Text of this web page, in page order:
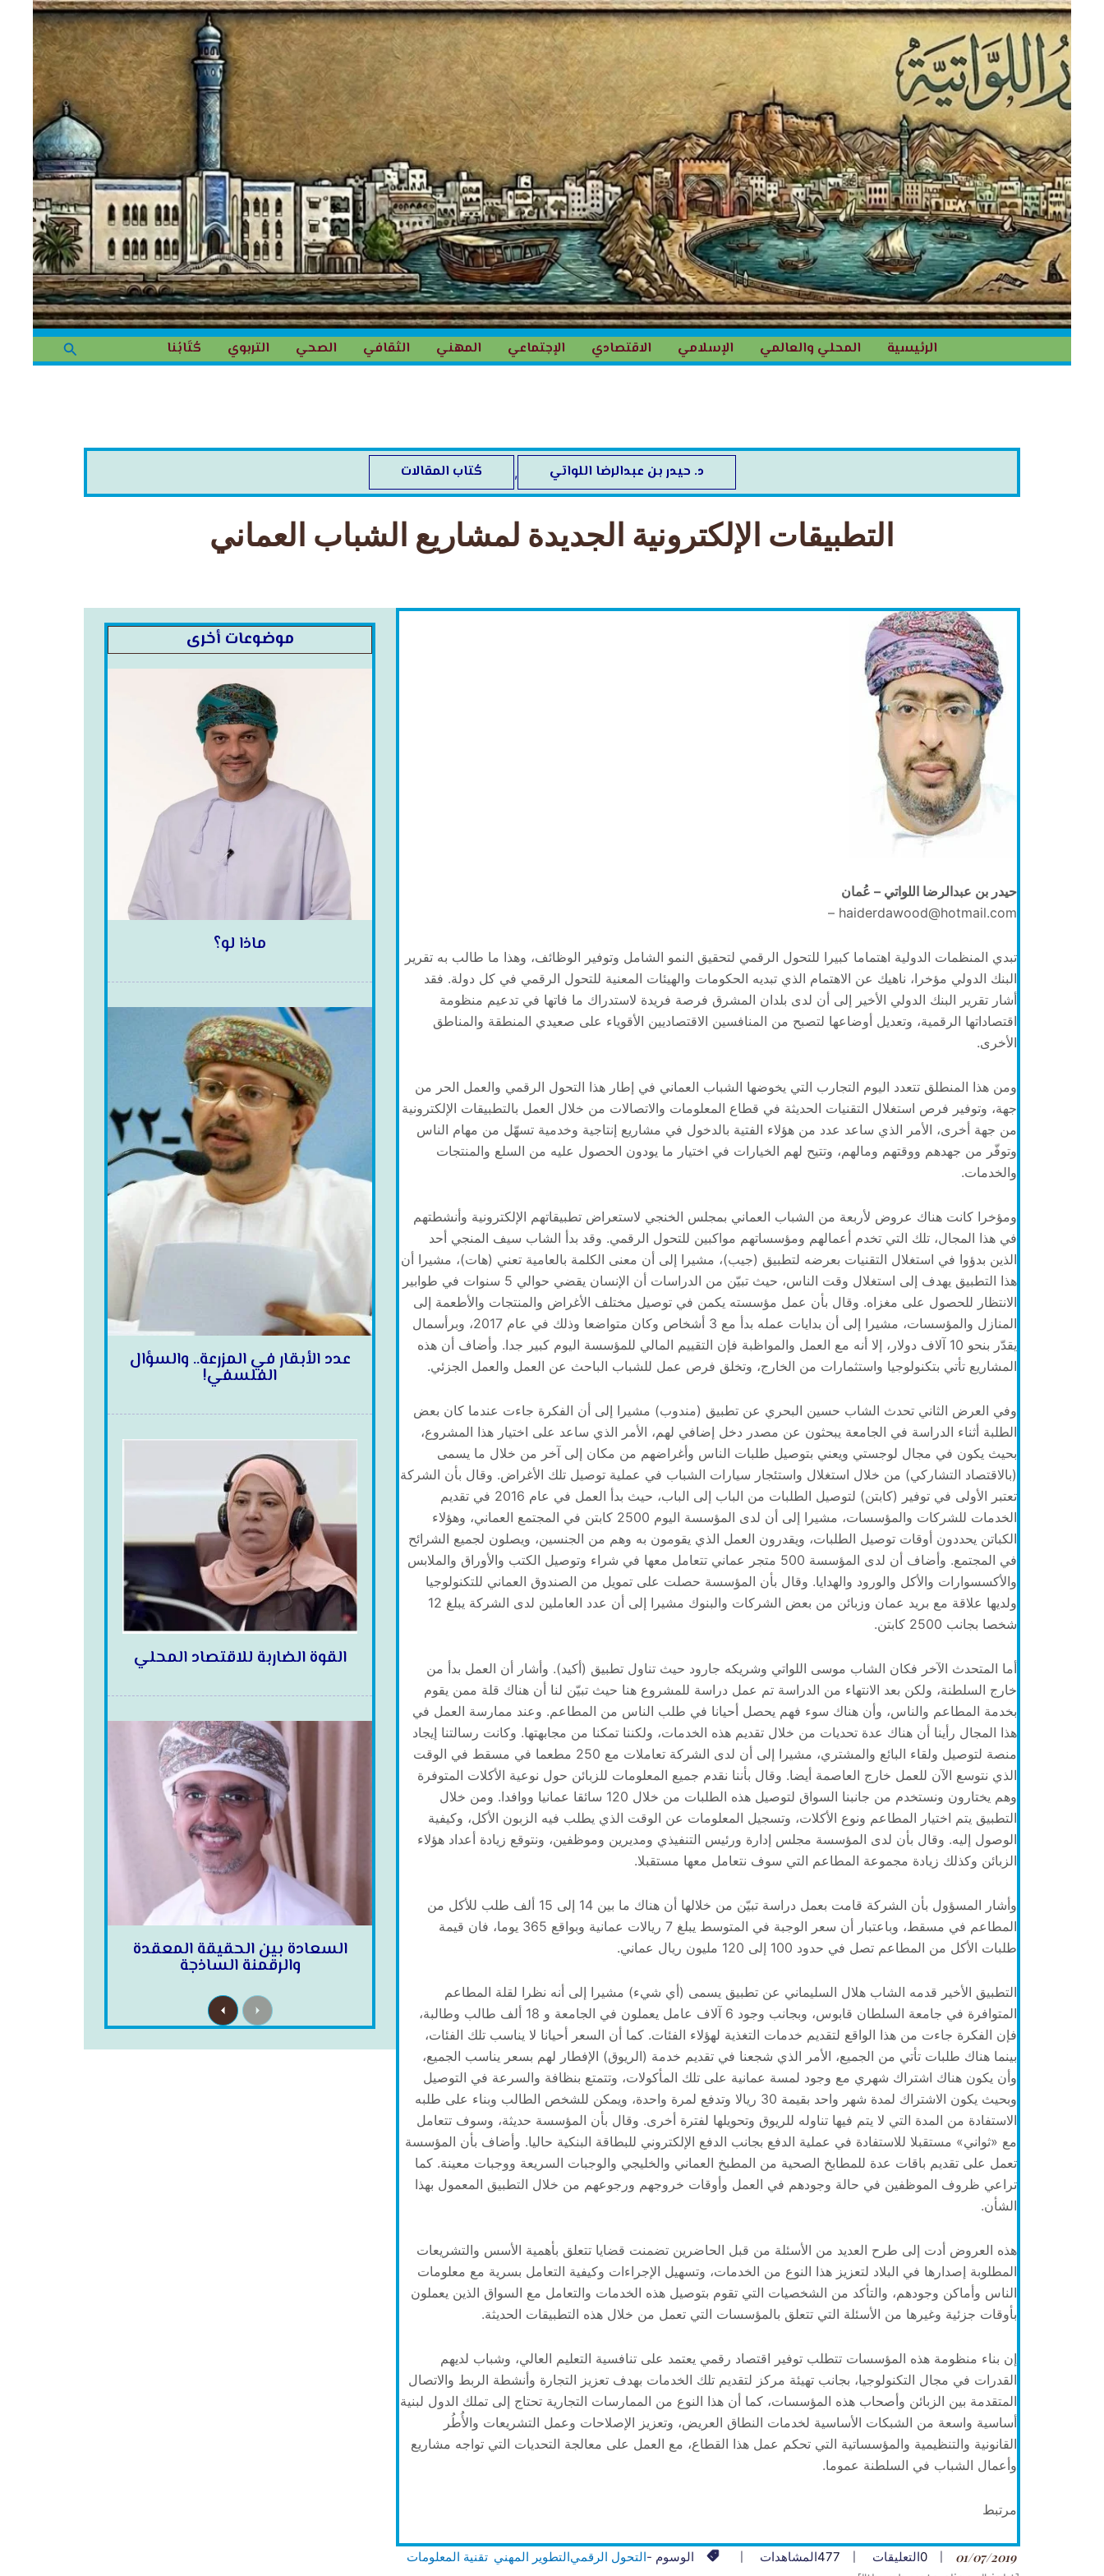
المحتوى
الرئيسية المحلي والعالمي الإسلامي الاقتصادي الإجتماعي المهني الثقافي الصحي التربوي كُتَابُنا البحث
د. حيدر بن عبدالرضا اللواتي , كُتاب المقالات
التطبيقات الإلكترونية الجديدة لمشاريع الشباب العماني
حيدر بن عبدالرضا اللواتي – عُمان
haiderdawood@hotmail.com –
تبدي المنظمات الدولية اهتماما كبيرا للتحول الرقمي لتحقيق النمو الشامل وتوفير الوظائف، وهذا ما طالب به تقرير
البنك الدولي مؤخرا، ناهيك عن الاهتمام الذي تبديه الحكومات والهيئات المعنية للتحول الرقمي في كل دولة. فقد
أشار تقرير البنك الدولي الأخير إلى أن لدى بلدان المشرق فرصة فريدة لاستدراك ما فاتها في تدعيم منظومة
اقتصاداتها الرقمية، وتعديل أوضاعها لتصبح من المنافسين الاقتصاديين الأقوياء على صعيدي المنطقة والمناطق
الأخرى.
ومن هذا المنطلق تتعدد اليوم التجارب التي يخوضها الشباب العماني في إطار هذا التحول الرقمي والعمل الحر من
جهة، وتوفير فرص استغلال التقنيات الحديثة في قطاع المعلومات والاتصالات من خلال العمل بالتطبيقات الإلكترونية
من جهة أخرى، الأمر الذي ساعد عدد من هؤلاء الفتية بالدخول في مشاريع إنتاجية وخدمية تسهّل من مهام الناس
وتوفّر من جهدهم ووقتهم ومالهم، وتتيح لهم الخيارات في اختيار ما يودون الحصول عليه من السلع والمنتجات
والخدمات.
ومؤخرا كانت هناك عروض لأربعة من الشباب العماني بمجلس الخنجي لاستعراض تطبيقاتهم الإلكترونية وأنشطتهم
في هذا المجال، تلك التي تخدم أعمالهم ومؤسساتهم مواكبين للتحول الرقمي. وقد بدأ الشاب سيف المنجي أحد
الذين بدؤوا في استغلال التقنيات بعرضه لتطبيق (جيب)، مشيرا إلى أن معنى الكلمة بالعامية تعني (هات)، مشيرا أن
هذا التطبيق يهدف إلى استغلال وقت الناس، حيث تبيّن من الدراسات أن الإنسان يقضي حوالي 5 سنوات في طوابير
الانتظار للحصول على مغزاه. وقال بأن عمل مؤسسته يكمن في توصيل مختلف الأغراض والمنتجات والأطعمة إلى
المنازل والمؤسسات، مشيرا إلى أن بدايات عمله بدأ مع 3 أشخاص وكان متواضعا وذلك في عام 2017، وبرأسمال
يقدّر بنحو 10 آلاف دولار، إلا أنه مع العمل والمواظبة فإن التقييم المالي للمؤسسة اليوم كبير جدا. وأضاف أن هذه
المشاريع تأتي بتكنولوجيا واستثمارات من الخارج، وتخلق فرص عمل للشباب الباحث عن العمل والعمل الجزئي.
وفي العرض الثاني تحدث الشاب حسين البحري عن تطبيق (مندوب) مشيرا إلى أن الفكرة جاءت عندما كان بعض
الطلبة أثناء الدراسة في الجامعة يبحثون عن مصدر دخل إضافي لهم، الأمر الذي ساعد على اختيار هذا المشروع،
بحيث يكون في مجال لوجستي ويعني بتوصيل طلبات الناس وأغراضهم من مكان إلى آخر من خلال ما يسمى
(بالاقتصاد التشاركي) من خلال استغلال واستئجار سيارات الشباب في عملية توصيل تلك الأغراض. وقال بأن الشركة
تعتبر الأولى في توفير (كابتن) لتوصيل الطلبات من الباب إلى الباب، حيث بدأ العمل في عام 2016 في تقديم
الخدمات للشركات والمؤسسات، مشيرا إلى أن لدى المؤسسة اليوم 2500 كابتن في المجتمع العماني، وهؤلاء
الكباتن يحددون أوقات توصيل الطلبات، ويقدرون العمل الذي يقومون به وهم من الجنسين، ويصلون لجميع الشرائح
في المجتمع. وأضاف أن لدى المؤسسة 500 متجر عماني تتعامل معها في شراء وتوصيل الكتب والأوراق والملابس
والأكسسوارات والأكل والورود والهدايا. وقال بأن المؤسسة حصلت على تمويل من الصندوق العماني للتكنولوجيا
ولديها علاقة مع بريد عمان وزبائن من بعض الشركات والبنوك مشيرا إلى أن عدد العاملين لدى الشركة يبلغ 12
شخصا بجانب 2500 كابتن.
أما المتحدث الآخر فكان الشاب موسى اللواتي وشريكه جارود حيث تناول تطبيق (أكيد). وأشار أن العمل بدأ من
خارج السلطنة، ولكن بعد الانتهاء من الدراسة تم عمل دراسة للمشروع هنا حيث تبيّن لنا أن هناك قلة ممن يقوم
بخدمة المطاعم والناس، وأن هناك سوء فهم يحصل أحيانا في طلب الناس من المطاعم. وعند ممارسة العمل في
هذا المجال رأينا أن هناك عدة تحديات من خلال تقديم هذه الخدمات، ولكننا تمكنا من مجابهتها. وكانت رسالتنا إيجاد
منصة لتوصيل ولقاء البائع والمشتري، مشيرا إلى أن لدى الشركة تعاملات مع 250 مطعما في مسقط في الوقت
الذي نتوسع الآن للعمل خارج العاصمة أيضا. وقال بأننا نقدم جميع المعلومات للزبائن حول نوعية الأكلات المتوفرة
وهم يختارون ونستخدم من جانبنا السواق لتوصيل هذه الطلبات من خلال 120 سائقا عمانيا ووافدا. ومن خلال
التطبيق يتم اختيار المطاعم ونوع الأكلات، وتسجيل المعلومات عن الوقت الذي يطلب فيه الزبون الأكل، وكيفية
الوصول إليه. وقال بأن لدى المؤسسة مجلس إدارة ورئيس التنفيذي ومديرين وموظفين، ونتوقع زيادة أعداد هؤلاء
الزبائن وكذلك زيادة مجموعة المطاعم التي سوف نتعامل معها مستقبلا.
وأشار المسؤول بأن الشركة قامت بعمل دراسة تبيّن من خلالها أن هناك ما بين 14 إلى 15 ألف طلب للأكل من
المطاعم في مسقط، وباعتبار أن سعر الوجبة في المتوسط يبلغ 7 ريالات عمانية وبواقع 365 يوما، فان قيمة
طلبات الأكل من المطاعم تصل في حدود 100 إلى 120 مليون ريال عماني.
التطبيق الأخير قدمه الشاب هلال السليماني عن تطبيق يسمى (أي شيء) مشيرا إلى أنه نظرا لقلة المطاعم
المتوافرة في جامعة السلطان قابوس، وبجانب وجود 6 آلاف عامل يعملون في الجامعة و 18 ألف طالب وطالبة،
فإن الفكرة جاءت من هذا الواقع لتقديم خدمات التغذية لهؤلاء الفئات. كما أن السعر أحيانا لا يناسب تلك الفئات،
بينما هناك طلبات تأتي من الجميع، الأمر الذي شجعنا في تقديم خدمة (الريوق) الإفطار لهم بسعر يناسب الجميع،
وأن يكون هناك اشتراك شهري مع وجود لمسة عمانية على تلك المأكولات، وتتمتع بنظافة والسرعة في التوصيل
وبحيث يكون الاشتراك لمدة شهر واحد بقيمة 30 ريالا وتدفع لمرة واحدة، ويمكن للشخص الطالب وبناء على طلبه
الاستفادة من المدة التي لا يتم فيها تناوله للريوق وتحويلها لفترة أخرى. وقال بأن المؤسسة حديثة، وسوف تتعامل
مع «ثواني» مستقبلا للاستفادة في عملية الدفع بجانب الدفع الإلكتروني للبطاقة البنكية حاليا. وأضاف بأن المؤسسة
تعمل على تقديم باقات عدة للمطابخ الصحية من المطبخ العماني والخليجي والوجبات السريعة ووجبات معينة. كما
تراعي ظروف الموظفين في حالة وجودهم في العمل وأوقات خروجهم ورجوعهم من خلال التطبيق المعمول بهذا
الشأن.
هذه العروض أدت إلى طرح العديد من الأسئلة من قبل الحاضرين تضمنت قضايا تتعلق بأهمية الأسس والتشريعات
المطلوبة إصدارها في البلاد لتعزيز هذا النوع من الخدمات، وتسهيل الإجراءات وكيفية التعامل بسرية مع معلومات
الناس وأماكن وجودهم، والتأكد من الشخصيات التي تقوم بتوصيل هذه الخدمات والتعامل مع السواق الذين يعملون
بأوقات جزئية وغيرها من الأسئلة التي تتعلق بالمؤسسات التي تعمل من خلال هذه التطبيقات الحديثة.
إن بناء منظومة هذه المؤسسات تتطلب توفير اقتصاد رقمي يعتمد على تنافسية التعليم العالي، وشباب لديهم
القدرات في مجال التكنولوجيا، بجانب تهيئة مركز لتقديم تلك الخدمات بهدف تعزيز التجارة وأنشطة الربط والاتصال
المتقدمة بين الزبائن وأصحاب هذه المؤسسات، كما أن هذا النوع من الممارسات التجارية تحتاج إلى تملك الدول لبنية
أساسية واسعة من الشبكات الأساسية لخدمات النطاق العريض، وتعزيز الإصلاحات وعمل التشريعات والأُطُر
القانونية والتنظيمية والمؤسساتية التي تحكم عمل هذا القطاع، مع العمل على معالجة التحديات التي تواجه مشاريع
وأعمال الشباب في السلطنة عموما.
مرتبط
01/07/2019
0التعليقات 477المشاهدات الوسوم -التحول الرقميالتطوير المهني تقنية المعلومات
موضوعات أخرى
ماذا لو؟
عدد الأبقار في المزرعة.. والسؤال
الفلسفي!
القوة الضاربة للاقتصاد المحلي
السعادة بين الحقيقة المعقدة
والرقمنة الساذجة
P
r
v
N
e
t